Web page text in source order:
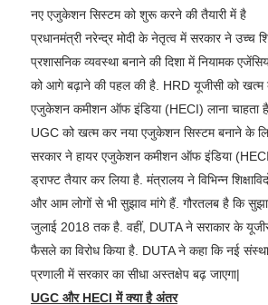
नए एजुकेशन सिस्टम को शुरू करने की तैयारी में है
प्रधानमंत्री नरेन्द्र मोदी के नेतृत्व में सरकार ने उच्च
प्रशासनिक व्यवस्था बनाने की दिशा में नियामक
को आगे बढ़ाने की पहल की है. HRD यूजीसी को खत्म
एजुकेशन कमीशन ऑफ इंडिया (HECI) लाना चाहता
UGC को खत्म कर नया एजुकेशन सिस्टम बनाने के
सरकार ने हायर एजुकेशन कमीशन ऑफ इंडिया
ड्राफ्ट तैयार कर लिया है. मंत्रालय ने विभिन्न
और आम लोगों से भी सुझाव मांगे हैं. गौरतलब है कि
जुलाई 2018 तक है. वहीं, DUTA ने सराकार के
फैसले का विरोध किया है. DUTA ने कहा कि नई
प्रणाली में सरकार का सीधा अस्तक्षेप बढ़ जाएगा|
UGC और HECI में क्या है अंतर